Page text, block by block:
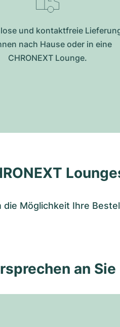
und kontaktfreie
nach Hause oder in eine
CHRONEXT Lounge.
die Möglichkeit Ihre
an Sie